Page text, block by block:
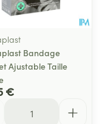
Bandage
Ajustable Taille
€